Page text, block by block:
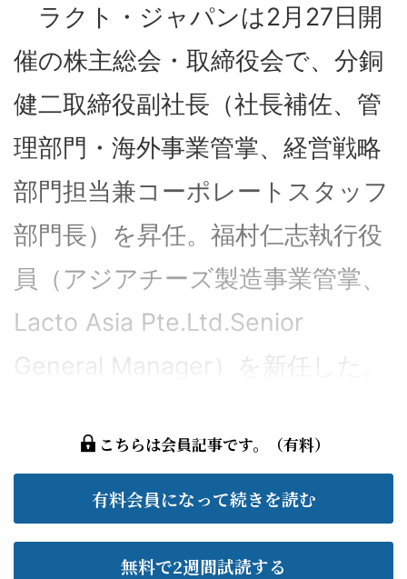
ラクト・ジャパンは2月27日開
催の株主総会・取締役会で、分銅
健二取締役副社長（社長補佐、管
理部門・海外事業管掌、経営戦略
部門担当兼コーポレートスタッフ
部門長）を昇任。福村仁志執行役
員（アジアチーズ製造事業管掌、
Lacto Asia Pte.Ltd.Senior
General Manager）を新任した。
こちらは会員記事です。（有料）
有料会員になって続きを読む
無料で2週間試読する